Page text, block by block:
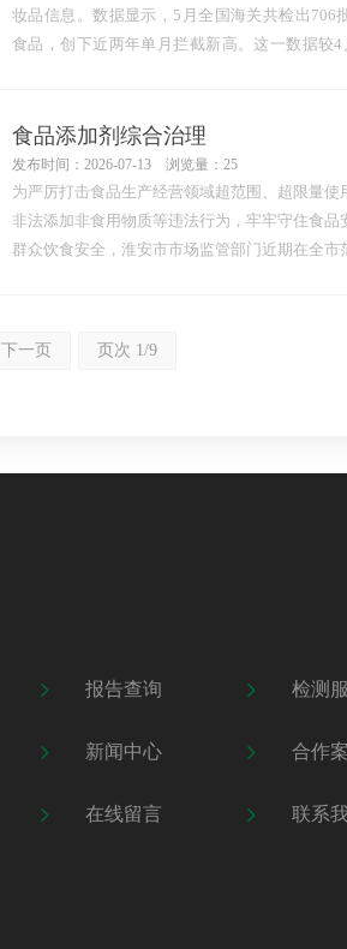
妆品信息。数据显示，5月全国海关共检出706
食品，创下近两年单月拦截新高。这一数据较4
原因占比分析
食品添加剂综合治理
发布时间：2026-07-13 浏览量：25
为严厉打击食品生产经营领域超范围、超限量使
非法添加非食用物质等违法行为，牢牢守住食品
群众饮食安全，淮安市市场监管部门近期在全市
下一页 页次 1/9
报告查询 检测
新闻中心 合作
在线留言 联系